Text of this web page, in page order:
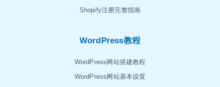
Shopify注册完整指南
WordPress教程
WordPress网站搭建教程
WordPress网站基本设置